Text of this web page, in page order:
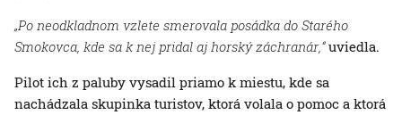
„Po neodkladnom vzlete smerovala posádka do Starého
Smokovca, kde sa k nej pridal aj horský záchranár,“uviedla.
Pilot ich z paluby vysadil priamo k miestu, kde sa
nachádzala skupinka turistov, ktorá volala o pomoc a ktorá